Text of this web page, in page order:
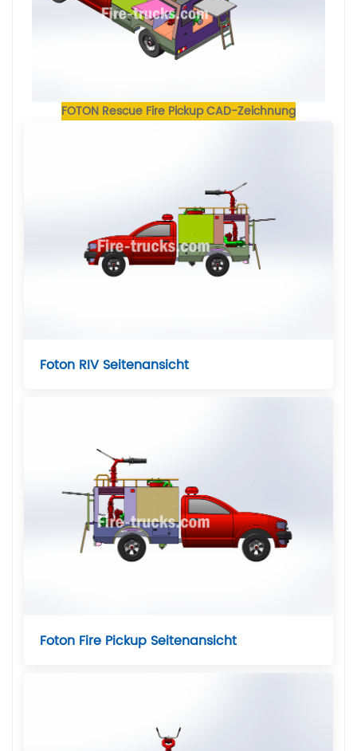
FOTON Rescue Fire Pickup CAD-Zeichnung
Foton RIV Seitenansicht
Foton Fire Pickup Seitenansicht